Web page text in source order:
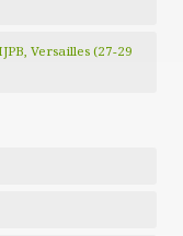
Versailles (27-29